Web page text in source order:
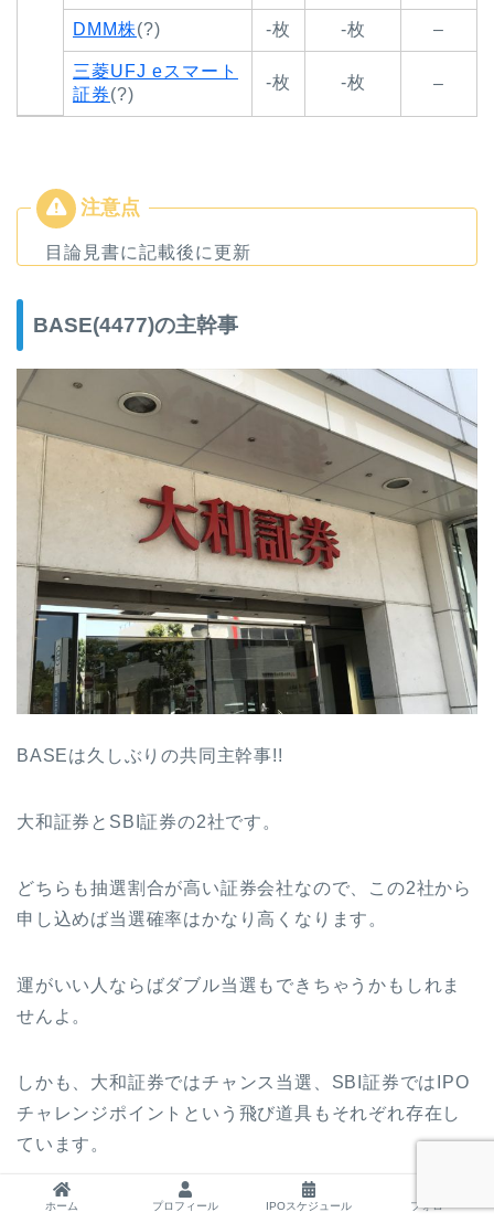
DMM株(?) -枚 -枚 –
三菱UFJ eスマート
証券(?)
-枚 -枚 –
目論見書に記載後に更新
BASE(4477)の主幹事
BASEは久しぶりの共同主幹事!!
大和証券とSBI証券の2社です。
どちらも抽選割合が高い証券会社なので、この2社から
申し込めば当選確率はかなり高くなります。
運がいい人ならばダブル当選もできちゃうかもしれま
せんよ。
しかも、大和証券ではチャンス当選、SBI証券ではIPO
チャレンジポイントという飛び道具もそれぞれ存在し
ています。
特にIPOチャレンジポイントポイントのボーダーライン
ホーム プロフィール IPOスケジュール フォロー